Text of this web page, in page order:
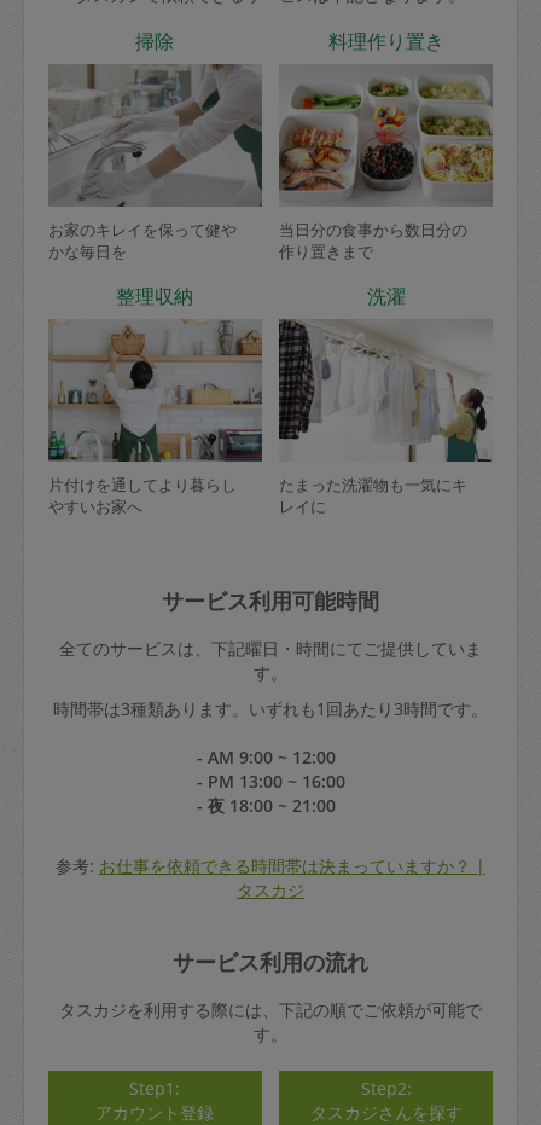
掃除
お家のキレイを保って健や
かな毎日を
料理作り置き
当日分の食事から数日分の
作り置きまで
整理収納
片付けを通してより暮らし
やすいお家へ
洗濯
たまった洗濯物も一気にキ
レイに
サービス利用可能時間
全てのサービスは、下記曜日・時間にてご提供していま
す。
時間帯は3種類あります。いずれも1回あたり3時間です。
- AM 9:00 ~ 12:00
- PM 13:00 ~ 16:00
- 夜 18:00 ~ 21:00
参考: お仕事を依頼できる時間帯は決まっていますか？ |
タスカジ
サービス利用の流れ
タスカジを利用する際には、下記の順でご依頼が可能で
す。
Step1:
アカウント登録
Step2:
タスカジさんを探す